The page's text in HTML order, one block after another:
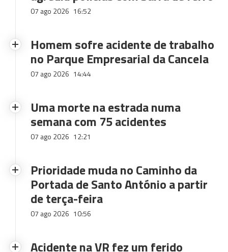
07 ago 2026 16:52
Homem sofre acidente de trabalho
no Parque Empresarial da Cancela
07 ago 2026 14:44
Uma morte na estrada numa
semana com 75 acidentes
07 ago 2026 12:21
Prioridade muda no Caminho da
Portada de Santo António a partir
de terça-feira
07 ago 2026 10:56
Acidente na VR fez um ferido